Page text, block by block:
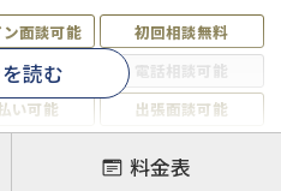
面談可能
初回相談無料
電話可能
電話相談可能
い可能
出張面談可能
読む
料金表